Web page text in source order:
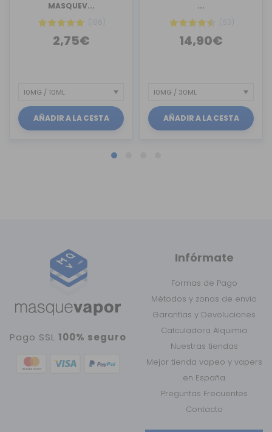
MASQUEV...
(186)
2,75€
AÑADIR A LA CESTA
...
(53)
14,90€
AÑADIR A LA CESTA
Pago SSL100% seguro
Infórmate
Formas de Pago
Métodos y zonas de envío
Garantías y Devoluciones
Calculadora Alquimia
Nuestras tiendas
Mejor tienda vapeo y vapers
en España
Preguntas Frecuentes
Contacto